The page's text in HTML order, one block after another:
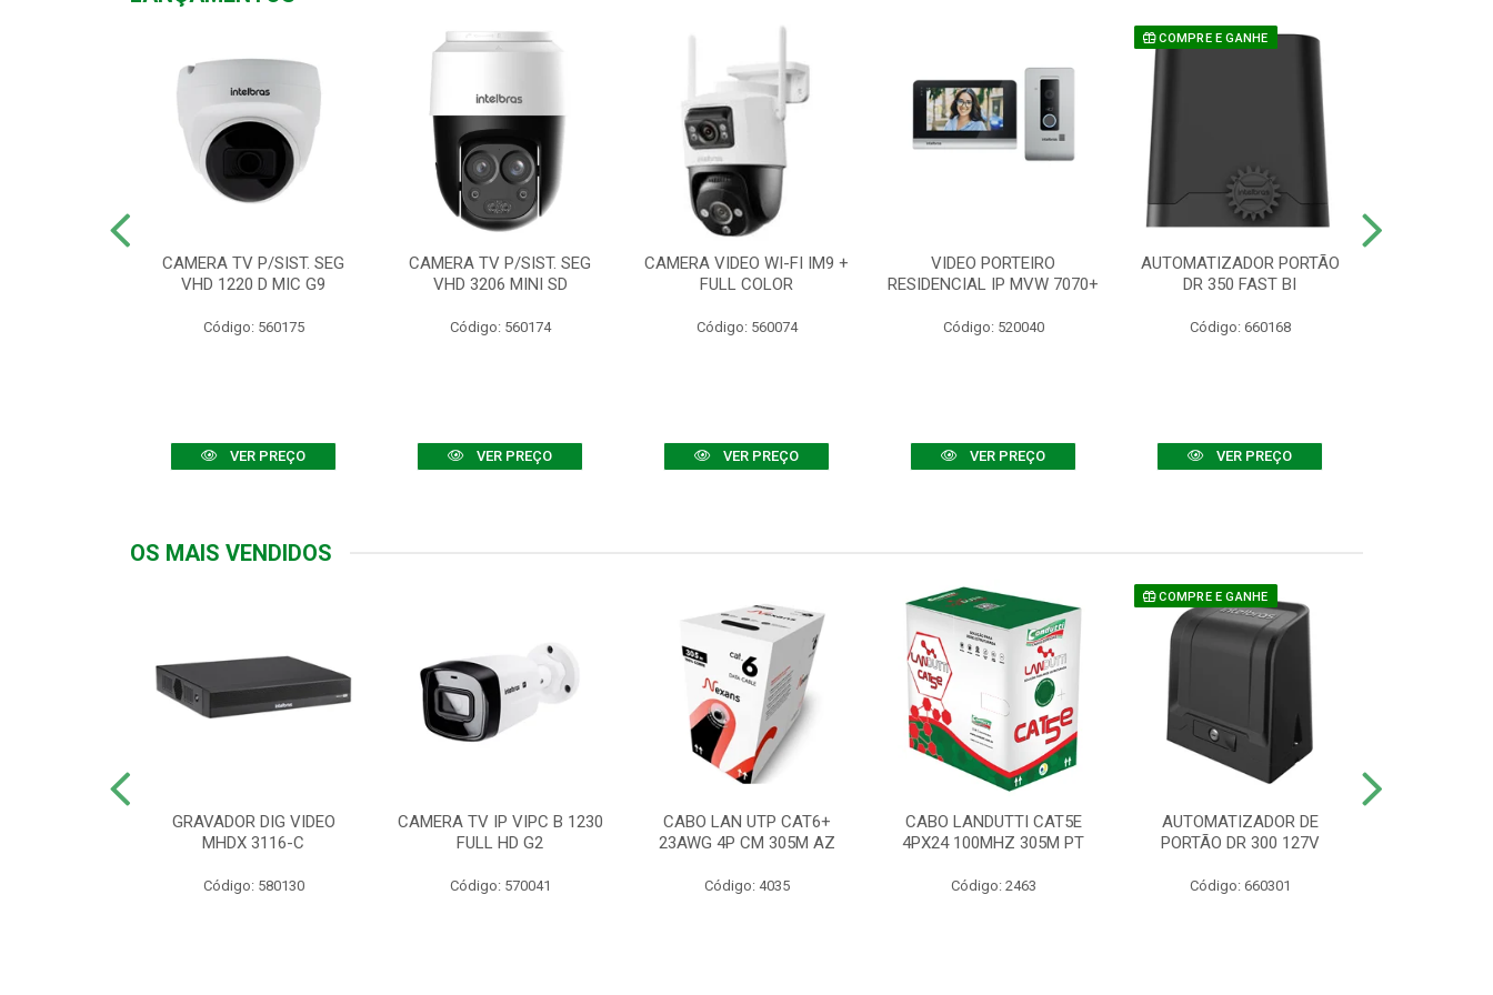
CAMERA TV P/SIST. SEG
VHD 1220 D MIC G9
Código: 560175
VER PREÇO
CAMERA TV P/SIST. SEG
VHD 3206 MINI SD
Código: 560174
VER PREÇO
CAMERA VIDEO WI-FI IM9 +
FULL COLOR
Código: 560074
VER PREÇO
VIDEO PORTEIRO
RESIDENCIAL IP MVW 7070+
Código: 520040
VER PREÇO
COMPRE E GANHE
AUTOMATIZADOR PORTÃO
DR 350 FAST BI
Código: 660168
VER PREÇO
OS MAIS VENDIDOS
GRAVADOR DIG VIDEO
MHDX 3116-C
Código: 580130
CAMERA TV IP VIPC B 1230
FULL HD G2
Código: 570041
CABO LAN UTP CAT6+
23AWG 4P CM 305M AZ
Código: 4035
CABO LANDUTTI CAT5E
4PX24 100MHZ 305M PT
Código: 2463
COMPRE E GANHE
AUTOMATIZADOR DE
PORTÃO DR 300 127V
Código: 660301